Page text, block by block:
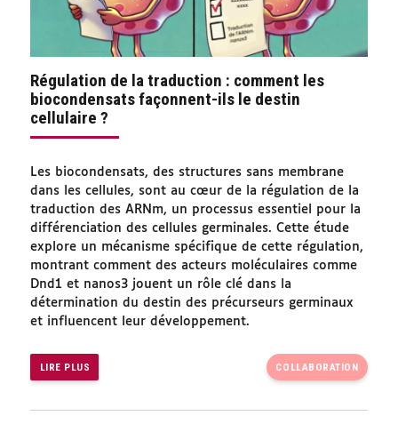
Régulation de la traduction : comment les
biocondensats façonnent-ils le destin
cellulaire ?
Les biocondensats, des structures sans membrane
dans les cellules, sont au cœur de la régulation de la
traduction des ARNm, un processus essentiel pour la
différenciation des cellules germinales. Cette étude
explore un mécanisme spécifique de cette régulation,
montrant comment des acteurs moléculaires comme
Dnd1 et nanos3 jouent un rôle clé dans la
détermination du destin des précurseurs germinaux
et influencent leur développement.
LIRE PLUS COLLABORATION